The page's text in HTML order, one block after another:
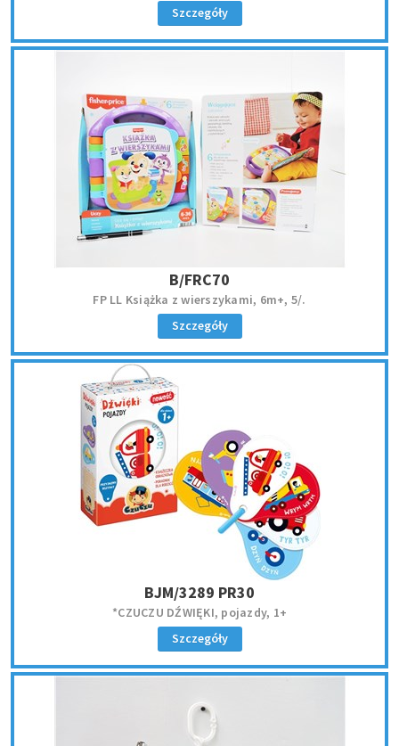
Szczegóły
B/FRC70
FP LL Książka z wierszykami, 6m+, 5/.
Szczegóły
BJM/3289 PR30
*CZUCZU DŹWIĘKI, pojazdy, 1+
Szczegóły